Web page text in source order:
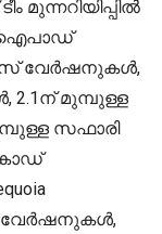
ഐപാഡ്
വേര്‍ഷനുകള്‍,
2.1ന് മുമ്പുള്ള
സഫാരി
വേര്‍ഷനുകള്‍,